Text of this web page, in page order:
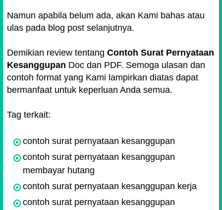
Namun apabila belum ada, akan Kami bahas atau
ulas pada blog post selanjutnya.
Demikian review tentang Contoh Surat Pernyataan
Kesanggupan Doc dan PDF. Semoga ulasan dan
contoh format yang Kami lampirkan diatas dapat
bermanfaat untuk keperluan Anda semua.
Tag terkait:
contoh surat pernyataan kesanggupan
contoh surat pernyataan kesanggupan
membayar hutang
contoh surat pernyataan kesanggupan kerja
contoh surat pernyataan kesanggupan